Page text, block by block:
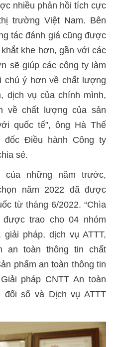
nhiều phản hồi tích cực
trường Việt Nam. Bên
tác đánh giá cũng được
khe hơn, gần với các
sẽ giúp các công ty làm
chú ý hơn về chất lượng
dịch vụ của chính mình,
về chất lượng của sản
quốc tế”, ông Hà Thế
đốc Điều hành Công ty
sẻ.
của những năm trước,
năm 2022 đã được
từ tháng 6/2022. “Chìa
được trao cho 04 nhóm
giải pháp, dịch vụ ATTT,
an toàn thông tin chất
phẩm an toàn thông tin
pháp CNTT An toàn
đổi số và Dịch vụ ATTT